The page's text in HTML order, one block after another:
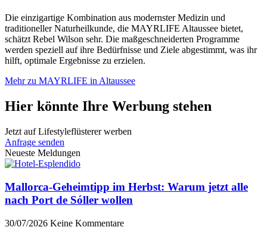
Die einzigartige Kombination aus modernster Medizin und
traditioneller Naturheilkunde, die MAYRLIFE Altaussee bietet,
schätzt Rebel Wilson sehr. Die maßgeschneiderten Programme
werden speziell auf ihre Bedürfnisse und Ziele abgestimmt, was ihr
hilft, optimale Ergebnisse zu erzielen.
Mehr zu MAYRLIFE in Altaussee
Hier könnte Ihre Werbung stehen
Jetzt auf Lifestyleflüsterer werben
Anfrage senden
Neueste Meldungen
Mallorca-Geheimtipp im Herbst: Warum jetzt alle
nach Port de Sóller wollen
30/07/2026 Keine Kommentare